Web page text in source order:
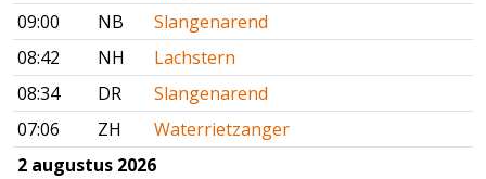
09:00
NB
Slangenarend
08:42
NH
Lachstern
08:34
DR
Slangenarend
07:06
ZH
Waterrietzanger
2 augustus 2026